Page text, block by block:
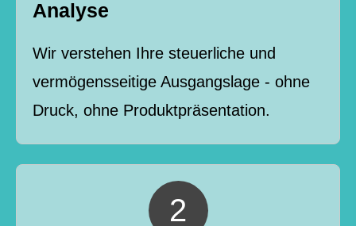
Analyse
Wir verstehen Ihre steuerliche und
vermögensseitige Ausgangslage - ohne
Druck, ohne Produktpräsentation.